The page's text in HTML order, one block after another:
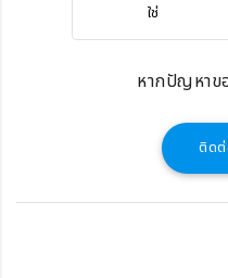
ใช่
หากปัญหาข
ติด